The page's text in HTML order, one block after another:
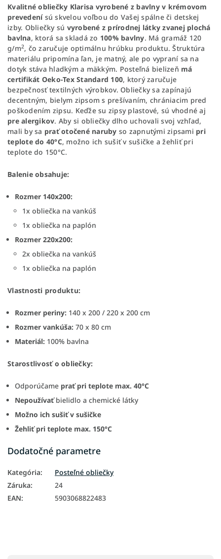
Kvalitné obliečky Klarisa vyrobené z bavlny v krémovom
prevedení sú skvelou voľbou do Vašej spálne či detskej
izby. Obliečky sú vyrobené z prírodnej látky zvanej plochá
bavlna, ktorá sa skladá zo 100% bavlny. Má gramáž 120
g/m2, čo zaručuje optimálnu hrúbku produktu. Štruktúra
materiálu pripomína ľan, je matný, ale po vypraní sa na
dotyk stáva hladkým a mäkkým. Posteľná bielizeň má
certifikát Oeko-Tex Standard 100, ktorý zaručuje
bezpečnosť textilných výrobkov. Obliečky sa zapínajú
decentným, bielym zipsom s prešívaním, chrániacim pred
poškodením zipsu. Keďže su zipsy plastové, sú vhodné aj
pre alergikov. Aby si obliečky dlho uchovali svoj vzhľad,
mali by sa prať otočené naruby so zapnutými zipsami pri
teplote do 40°C, možno ich sušiť v sušičke a žehliť pri
teplote do 150°C.
Balenie obsahuje:
Rozmer 140x200:
1x obliečka na vankúš
1x obliečka na paplón
Rozmer 220x200:
2x obliečka na vankúš
1x obliečka na paplón
Vlastnosti produktu:
Rozmer periny: 140 x 200 / 220 x 200 cm
Rozmer vankúša: 70 x 80 cm
Materiál: 100% bavlna
Starostlivosť o obliečky:
Odporúčame prať pri teplote max. 40°C
Nepoužívať bielidlo a chemické látky
Možno ich sušiť v sušičke
Žehliť pri teplote max. 150°C
Dodatočné parametre
Kategória:
Posteľné obliečky
Záruka:
24
EAN: 5903068822483